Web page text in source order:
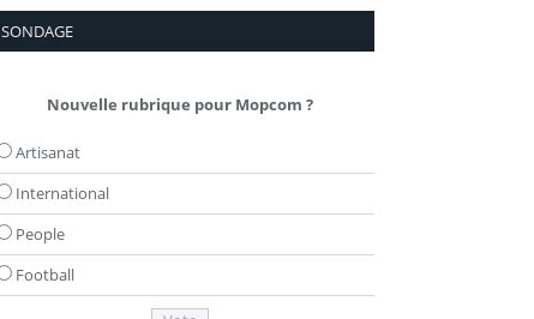
SONDAGE
Nouvelle rubrique pour Mopcom ?
Artisanat
International
People
Football